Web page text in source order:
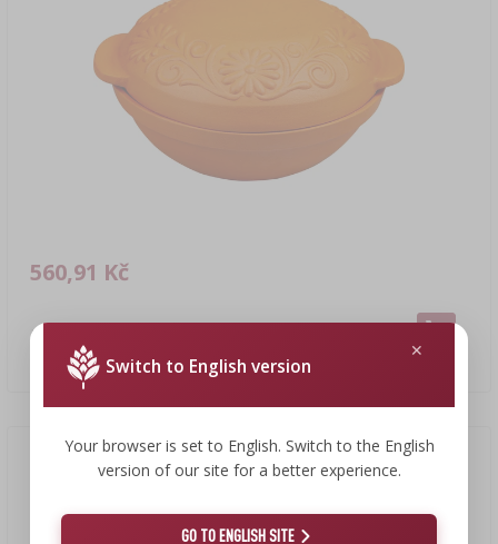
Římský hrnec kulatý 4 L
560,91 Kč
560,91 CZK/ksSwitch to English version
Your browser is set to English. Switch to the English
version of our site for a better experience.
GO TO ENGLISH SITE